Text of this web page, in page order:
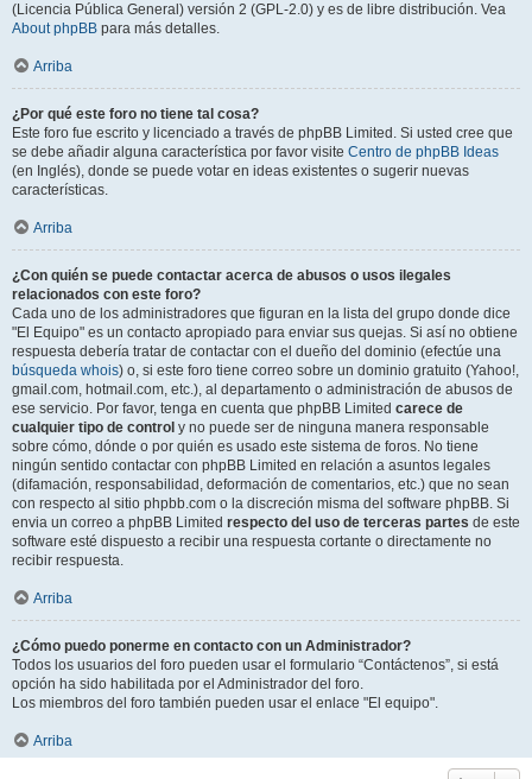
(Licencia Pública General) versión 2 (GPL-2.0) y es de libre distribución. Vea
About phpBB para más detalles.
Arriba
¿Por qué este foro no tiene tal cosa?
Este foro fue escrito y licenciado a través de phpBB Limited. Si usted cree que
se debe añadir alguna característica por favor visite Centro de phpBB Ideas
(en Inglés), donde se puede votar en ideas existentes o sugerir nuevas
características.
Arriba
¿Con quién se puede contactar acerca de abusos o usos ilegales
relacionados con este foro?
Cada uno de los administradores que figuran en la lista del grupo donde dice
"El Equipo" es un contacto apropiado para enviar sus quejas. Si así no obtiene
respuesta debería tratar de contactar con el dueño del dominio (efectúe una
búsqueda whois) o, si este foro tiene correo sobre un dominio gratuito (Yahoo!,
gmail.com, hotmail.com, etc.), al departamento o administración de abusos de
ese servicio. Por favor, tenga en cuenta que phpBB Limited carece de
cualquier tipo de control y no puede ser de ninguna manera responsable
sobre cómo, dónde o por quién es usado este sistema de foros. No tiene
ningún sentido contactar con phpBB Limited en relación a asuntos legales
(difamación, responsabilidad, deformación de comentarios, etc.) que no sean
con respecto al sitio phpbb.com o la discreción misma del software phpBB. Si
envia un correo a phpBB Limited respecto del uso de terceras partes de este
software esté dispuesto a recibir una respuesta cortante o directamente no
recibir respuesta.
Arriba
¿Cómo puedo ponerme en contacto con un Administrador?
Todos los usuarios del foro pueden usar el formulario “Contáctenos”, si está
opción ha sido habilitada por el Administrador del foro.
Los miembros del foro también pueden usar el enlace "El equipo".
Arriba